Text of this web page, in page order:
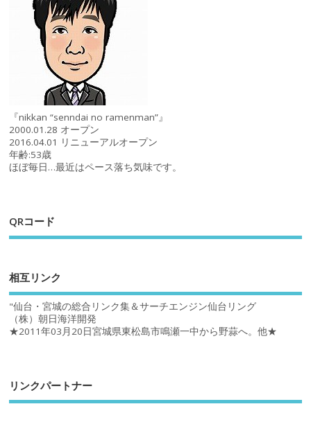
『nikkan “senndai no ramenman”』
2000.01.28 オープン
2016.04.01 リニューアルオープン
年齢:53歳
ほぼ毎日…最近はペース落ち気味です。
QRコード
相互リンク
"仙台・宮城の総合リンク集＆サーチエンジン仙台リング
（株）朝日海洋開発
★2011年03月20日宮城県東松島市鳴瀬一中から野蒜へ。他★
リンクパートナー